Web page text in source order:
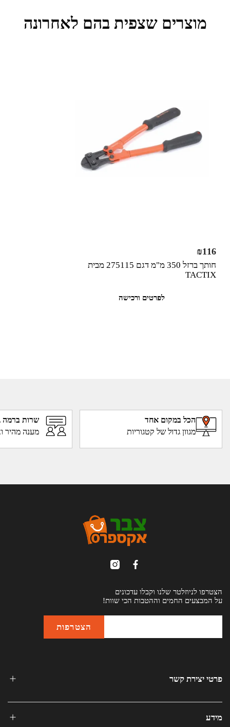
מוצרים שצפית בהם לאחרונה
חותך ברזל 350 מ"מ דגם 275115 מבית
TACTIX
₪116
לפרטים ורכישה
הכל במקום אחד
מגוון גדול של קטגוריות
שרות ברמה
מענה מהיר
הצטרפו לניוזלטר שלנו וקבלו עדכונים
על המבצעים החמים וההטבות הכי שוות!
פרטי יצירת קשר
מידע